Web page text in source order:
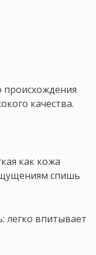
происхождения
качества.
как кожа
спишь
легко впитывает